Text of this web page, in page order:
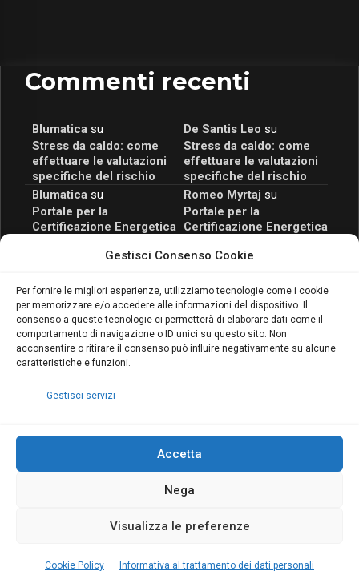
Gestisci Consenso Cookie
Per fornire le migliori esperienze, utilizziamo tecnologie come i cookie
per memorizzare e/o accedere alle informazioni del dispositivo. Il
consenso a queste tecnologie ci permetterà di elaborare dati come il
comportamento di navigazione o ID unici su questo sito. Non
acconsentire o ritirare il consenso può influire negativamente su alcune
caratteristiche e funzioni.
Gestisci servizi
Accetta
Nega
Visualizza le preferenze
Cookie Policy Informativa al trattamento dei dati personali
Commenti recenti
Blumaticasu
Stress da caldo: come
effettuare le valutazioni
specifiche del rischio
De Santis Leo su
Stress da caldo: come
effettuare le valutazioni
specifiche del rischio
Blumaticasu
Portale per la
Certificazione Energetica
scopri il Corso Blumatica
Romeo Myrtaj su
Portale per la
Certificazione Energetica
scopri il Corso Blumatica
Blumaticasu
Coordinatore della
Sicurezza: cosa è
richiesto per abilitazione
e aggiornamento
Copyright Blumatica
MENU